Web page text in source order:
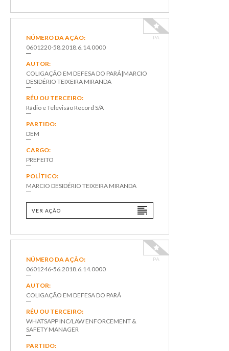
PA
NÚMERO DA AÇÃO:
0601220-58.2018.6.14.0000
AUTOR:
COLIGAÇÃO EM DEFESA DO PARÁ|MARCIO
DESIDÉRIO TEIXEIRA MIRANDA
RÉU OU TERCEIRO:
Rádio e Televisão Record S/A
PARTIDO:
DEM
CARGO:
PREFEITO
POLÍTICO:
MARCIO DESIDÉRIO TEIXEIRA MIRANDA
VER AÇÃO
PA
NÚMERO DA AÇÃO:
0601246-56.2018.6.14.0000
AUTOR:
COLIGAÇÃO EM DEFESA DO PARÁ
RÉU OU TERCEIRO:
WHATSAPP INC/LAW ENFORCEMENT &
SAFETY MANAGER
PARTIDO: